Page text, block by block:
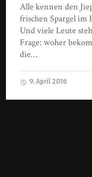
Alle kennen den
frischen Spargel im
Und viele Leute
Frage: woher
die…
9. April 2016